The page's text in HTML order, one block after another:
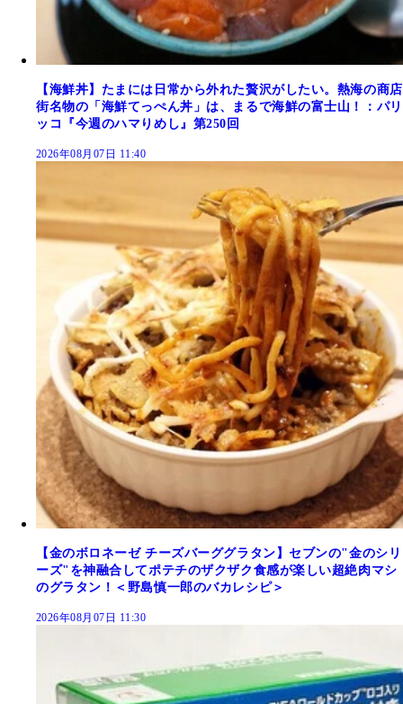
【海鮮丼】たまには日常から外れた贅沢がしたい。熱海の商店
街名物の「海鮮てっぺん丼」は、まるで海鮮の富士山！：パリ
ッコ『今週のハマりめし』第250回
2026年08月07日 11:40
【金のボロネーゼ チーズバーググラタン】セブンの"金のシリ
ーズ"を神融合してポテチのザクザク食感が楽しい超絶肉マシ
のグラタン！＜野島慎一郎のバカレシピ＞
2026年08月07日 11:30